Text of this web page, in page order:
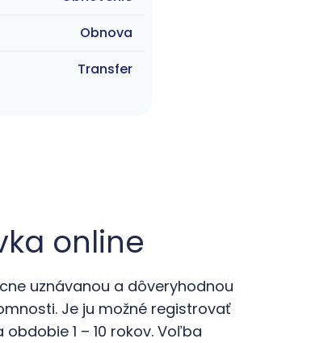
Obnova
Transfer
online
uznávanou a dôveryhodnou
Je ju možné registrovať
1 – 10 rokov. Voľba